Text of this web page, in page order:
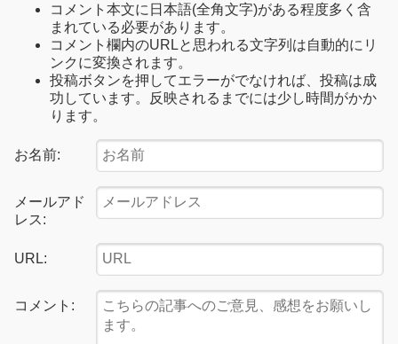
コメント本文に日本語(全角文字)がある程度多く含
まれている必要があります。
コメント欄内のURLと思われる文字列は自動的にリ
ンクに変換されます。
投稿ボタンを押してエラーがでなければ、投稿は成
功しています。反映されるまでには少し時間がかか
ります。
お名前:
メールアド
レス:
URL:
コメント: